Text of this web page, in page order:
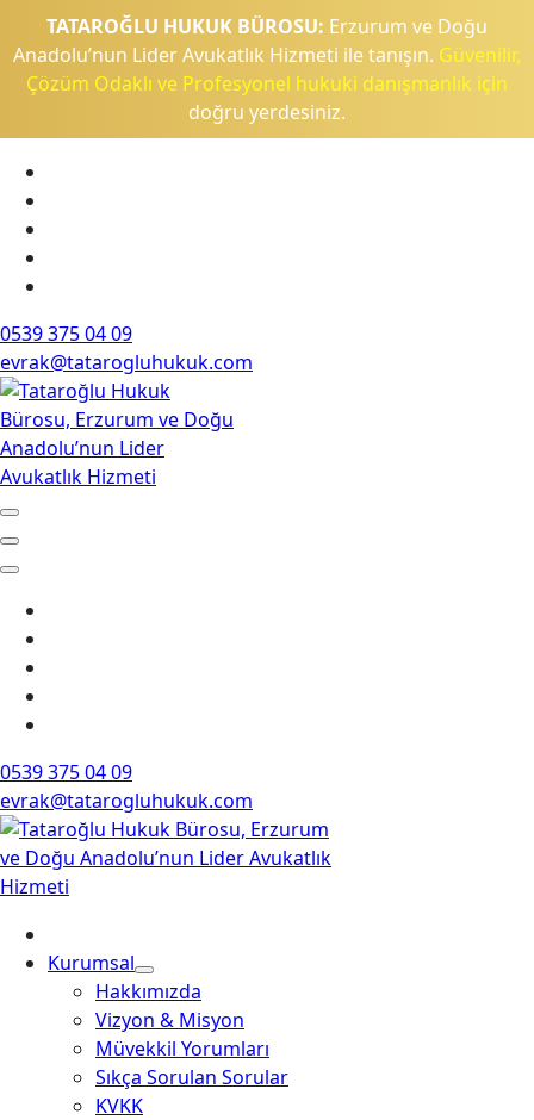
TATAROĞLU HUKUK BÜROSU: Erzurum ve Doğu
Anadolu’nun Lider Avukatlık Hizmeti ile tanışın. Güvenilir,
Çözüm Odaklı ve Profesyonel hukuki danışmanlık için
doğru yerdesiniz.
0539 375 04 09
evrak@tatarogluhukuk.com
0539 375 04 09
evrak@tatarogluhukuk.com
Kurumsal
Hakkımızda
Vizyon & Misyon
Müvekkil Yorumları
Sıkça Sorulan Sorular
KVKK